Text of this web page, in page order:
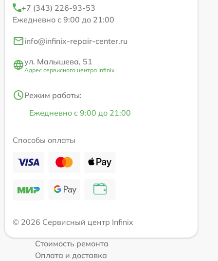
+7 (343) 226-93-53
Ежедневно с 9:00 до 21:00
info@infinix-repair-center.ru
ул. Малышева, 51
Адрес сервисного центра Infinix
Режим работы:
Ежедневно с 9:00 до 21:00
Способы оплаты
© 2026 Сервисный центр Infinix
Стоимость ремонта
Оплата и доставка